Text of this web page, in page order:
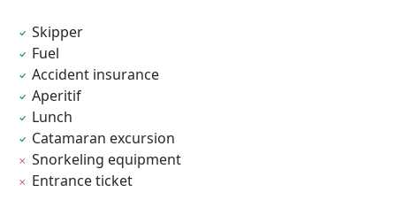
Skipper
Fuel
Accident insurance
Aperitif
Lunch
Catamaran excursion
Snorkeling equipment
Entrance ticket